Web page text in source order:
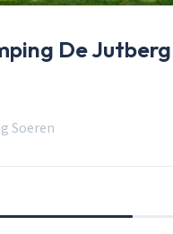
De Jutberg
Soeren